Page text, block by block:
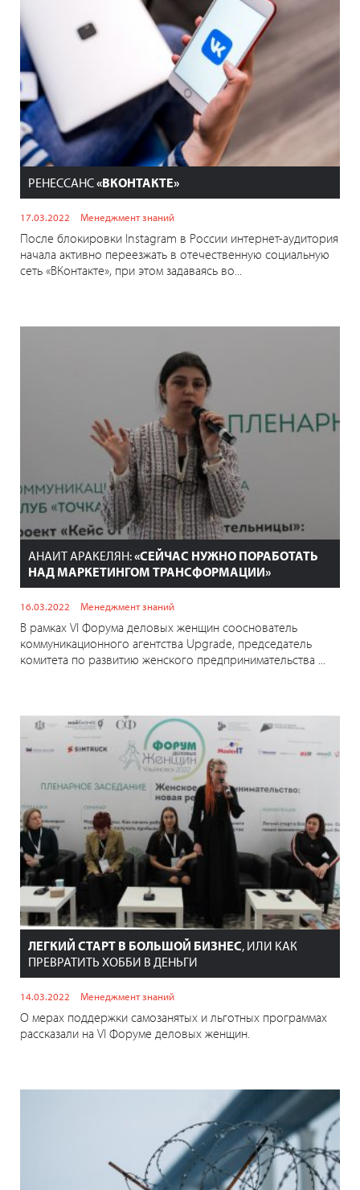
РЕНЕССАНС«ВКОНТАКТЕ»
17.03.2022 Менеджмент знаний
После блокировки Instagram в России интернет-аудитория
начала активно переезжать в отечественную социальную
сеть «ВКонтакте», при этом задаваясь во...
АНАИТ АРАКЕЛЯН:«СЕЙЧАС НУЖНО ПОРАБОТАТЬ
НАД МАРКЕТИНГОМ ТРАНСФОРМАЦИИ»
16.03.2022 Менеджмент знаний
В рамках VI Форума деловых женщин сооснователь
коммуникационного агентства Upgrade, председатель
комитета по развитию женского предпринимательства ...
ЛЕГКИЙ СТАРТ В БОЛЬШОЙ БИЗНЕС, ИЛИ КАК
ПРЕВРАТИТЬ ХОББИ В ДЕНЬГИ
14.03.2022 Менеджмент знаний
О мерах поддержки самозанятых и льготных программах
рассказали на VI Форуме деловых женщин.